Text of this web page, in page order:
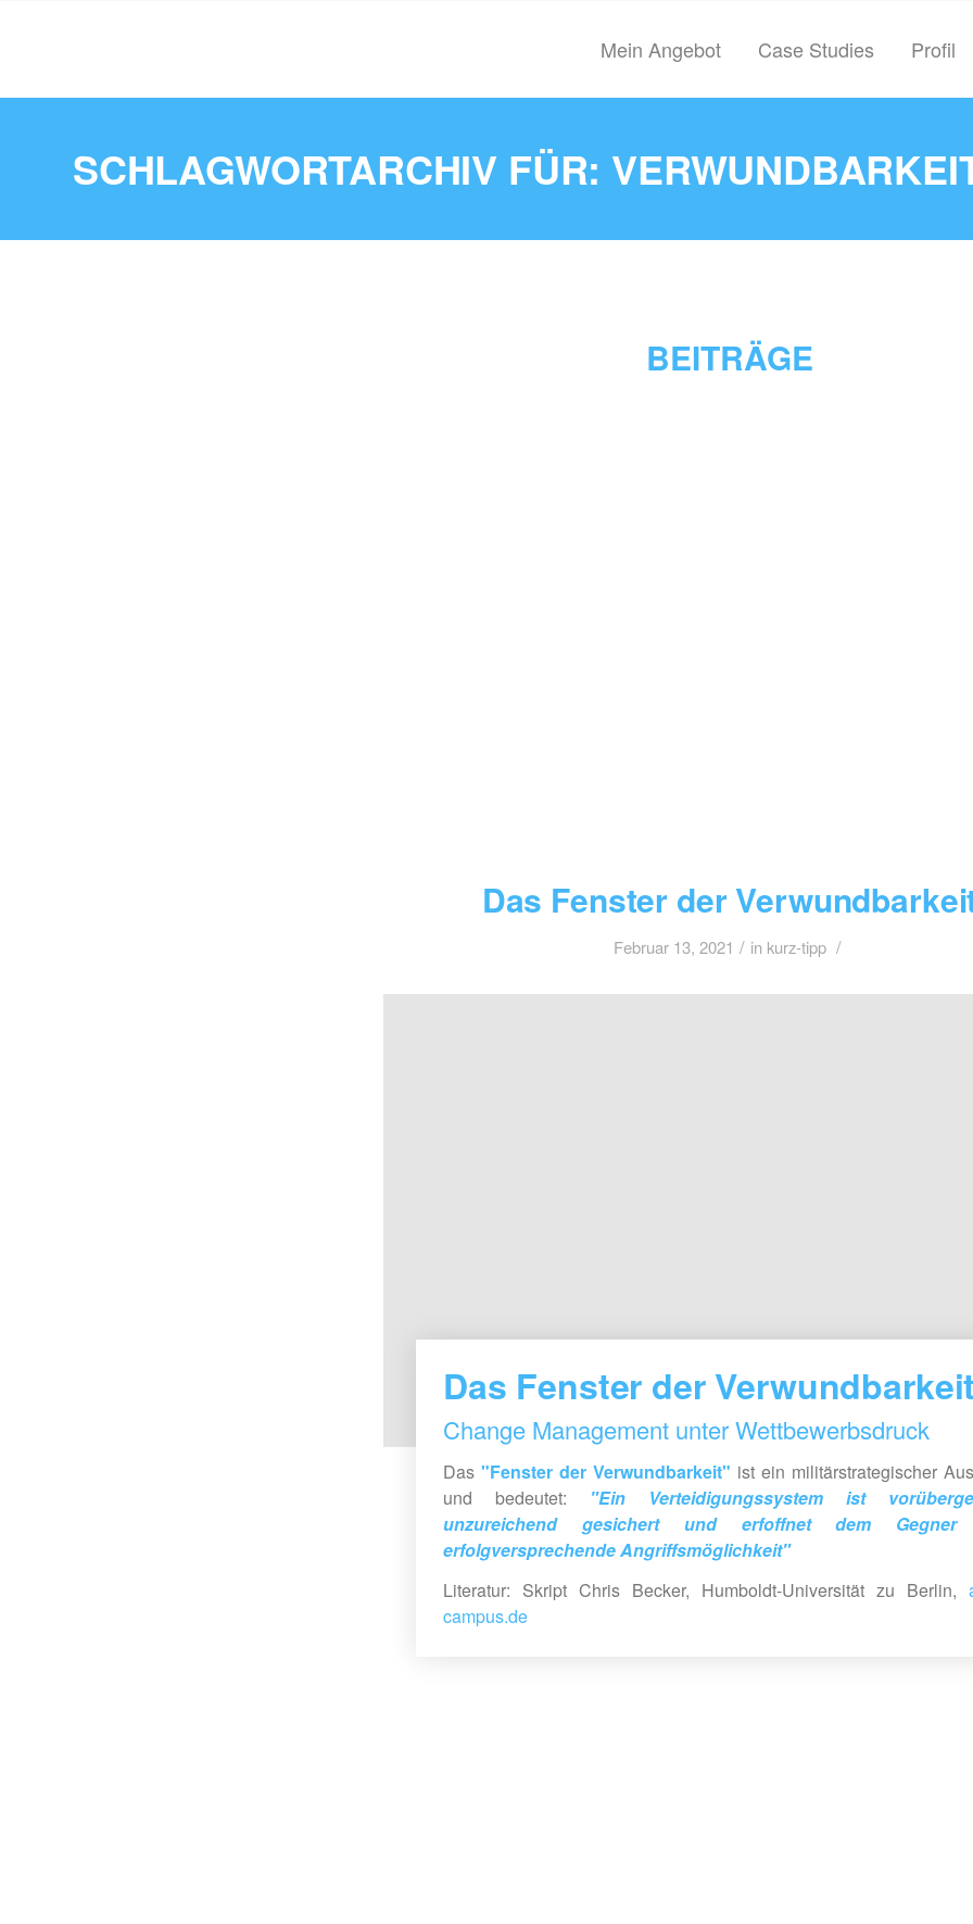
Mein Angebot Case Studies Profil
SCHLAGWORTARCHIV FÜR:
BEITRÄGE
Das Fenster der
Februar 13, 2021 / in kurz-tipp /
Das Fenster der
Change Management unter Wettbewerbsdruck
Das "Fenster der Verwundbarkeit" ist ein militärstrategischer
und bedeutet: "Ein Verteidigungssystem ist
unzureichend gesichert und erfoffnet dem Gegner
erfolgversprechende Angriffsmöglichkeit"
Literatur: Skript Chris Becker, Humboldt-Universität zu Berlin,
campus.de